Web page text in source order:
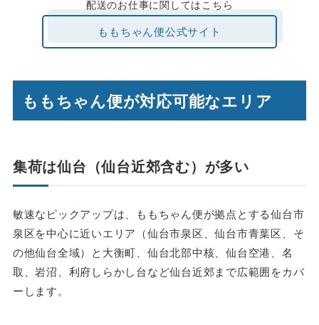
配送のお仕事に関してはこちら
ももちゃん便公式サイト
ももちゃん便が対応可能なエリア
集荷は仙台（仙台近郊含む）が多い
敏速なピックアップは、ももちゃん便が拠点とする仙台市
泉区を中心に近いエリア（仙台市泉区、仙台市青葉区、そ
の他仙台全域）と大衡町、仙台北部中核、仙台空港、名
取、岩沼、利府しらかし台など仙台近郊まで広範囲をカバ
ーします。